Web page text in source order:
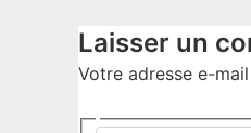
Laisser un
Votre adresse e-